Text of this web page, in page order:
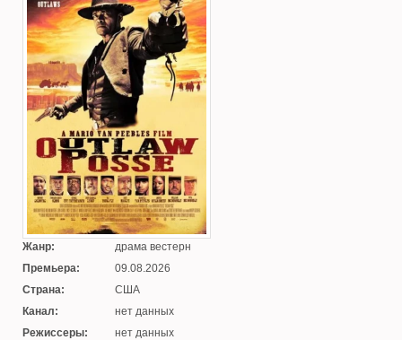
Жанр:
драма вестерн
Премьера:
09.08.2026
Страна:
США
Канал:
нет данных
Режиссеры:
нет данных